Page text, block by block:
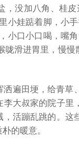
没加八角、桂
小娃踮着脚，小
小口小口喝，嘴
咙滑进胃里，慢
遍田埂，给青
大叔家的院子
活蹦乱跳的。这
的暖意。